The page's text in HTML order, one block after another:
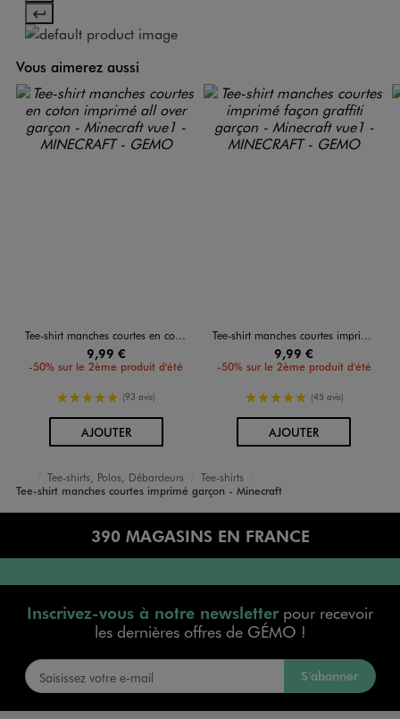
Vous aimerez aussi
Tee-shirt manches courtes en coton imprimé all over garçon - Minecraft
9,99 €
-50% sur le 2ème produit d'été
5/5 de moyenne
(93 avis)
AJOUTERAU PANIER
Tee-shirt manches courtes imprimé façon graffiti garçon - Minecraft
9,99 €
-50% sur le 2ème produit d'été
5/5 de moyenne
(45 avis)
AJOUTERAU PANIER
Accueil
Garçon
Vêtements
Tee-shirts, Polos, Débardeurs
Tee-shirts
Tee-shirt manches courtes imprimé garçon - Minecraft
390 MAGASINS EN FRANCE
Inscrivez-vous à notre newsletterpour recevoir
les dernières offres de GÉMO !
S’abonner